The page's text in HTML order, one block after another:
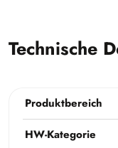
Technische
Produktbereich
HW-Kategorie